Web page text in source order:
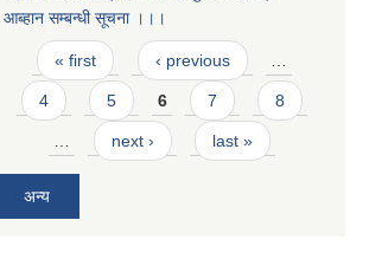
आब्हान सम्बन्धी सूचना ।।।
Pages
« first ‹ previous
4 5 6 7 8
next › last »
अन्य